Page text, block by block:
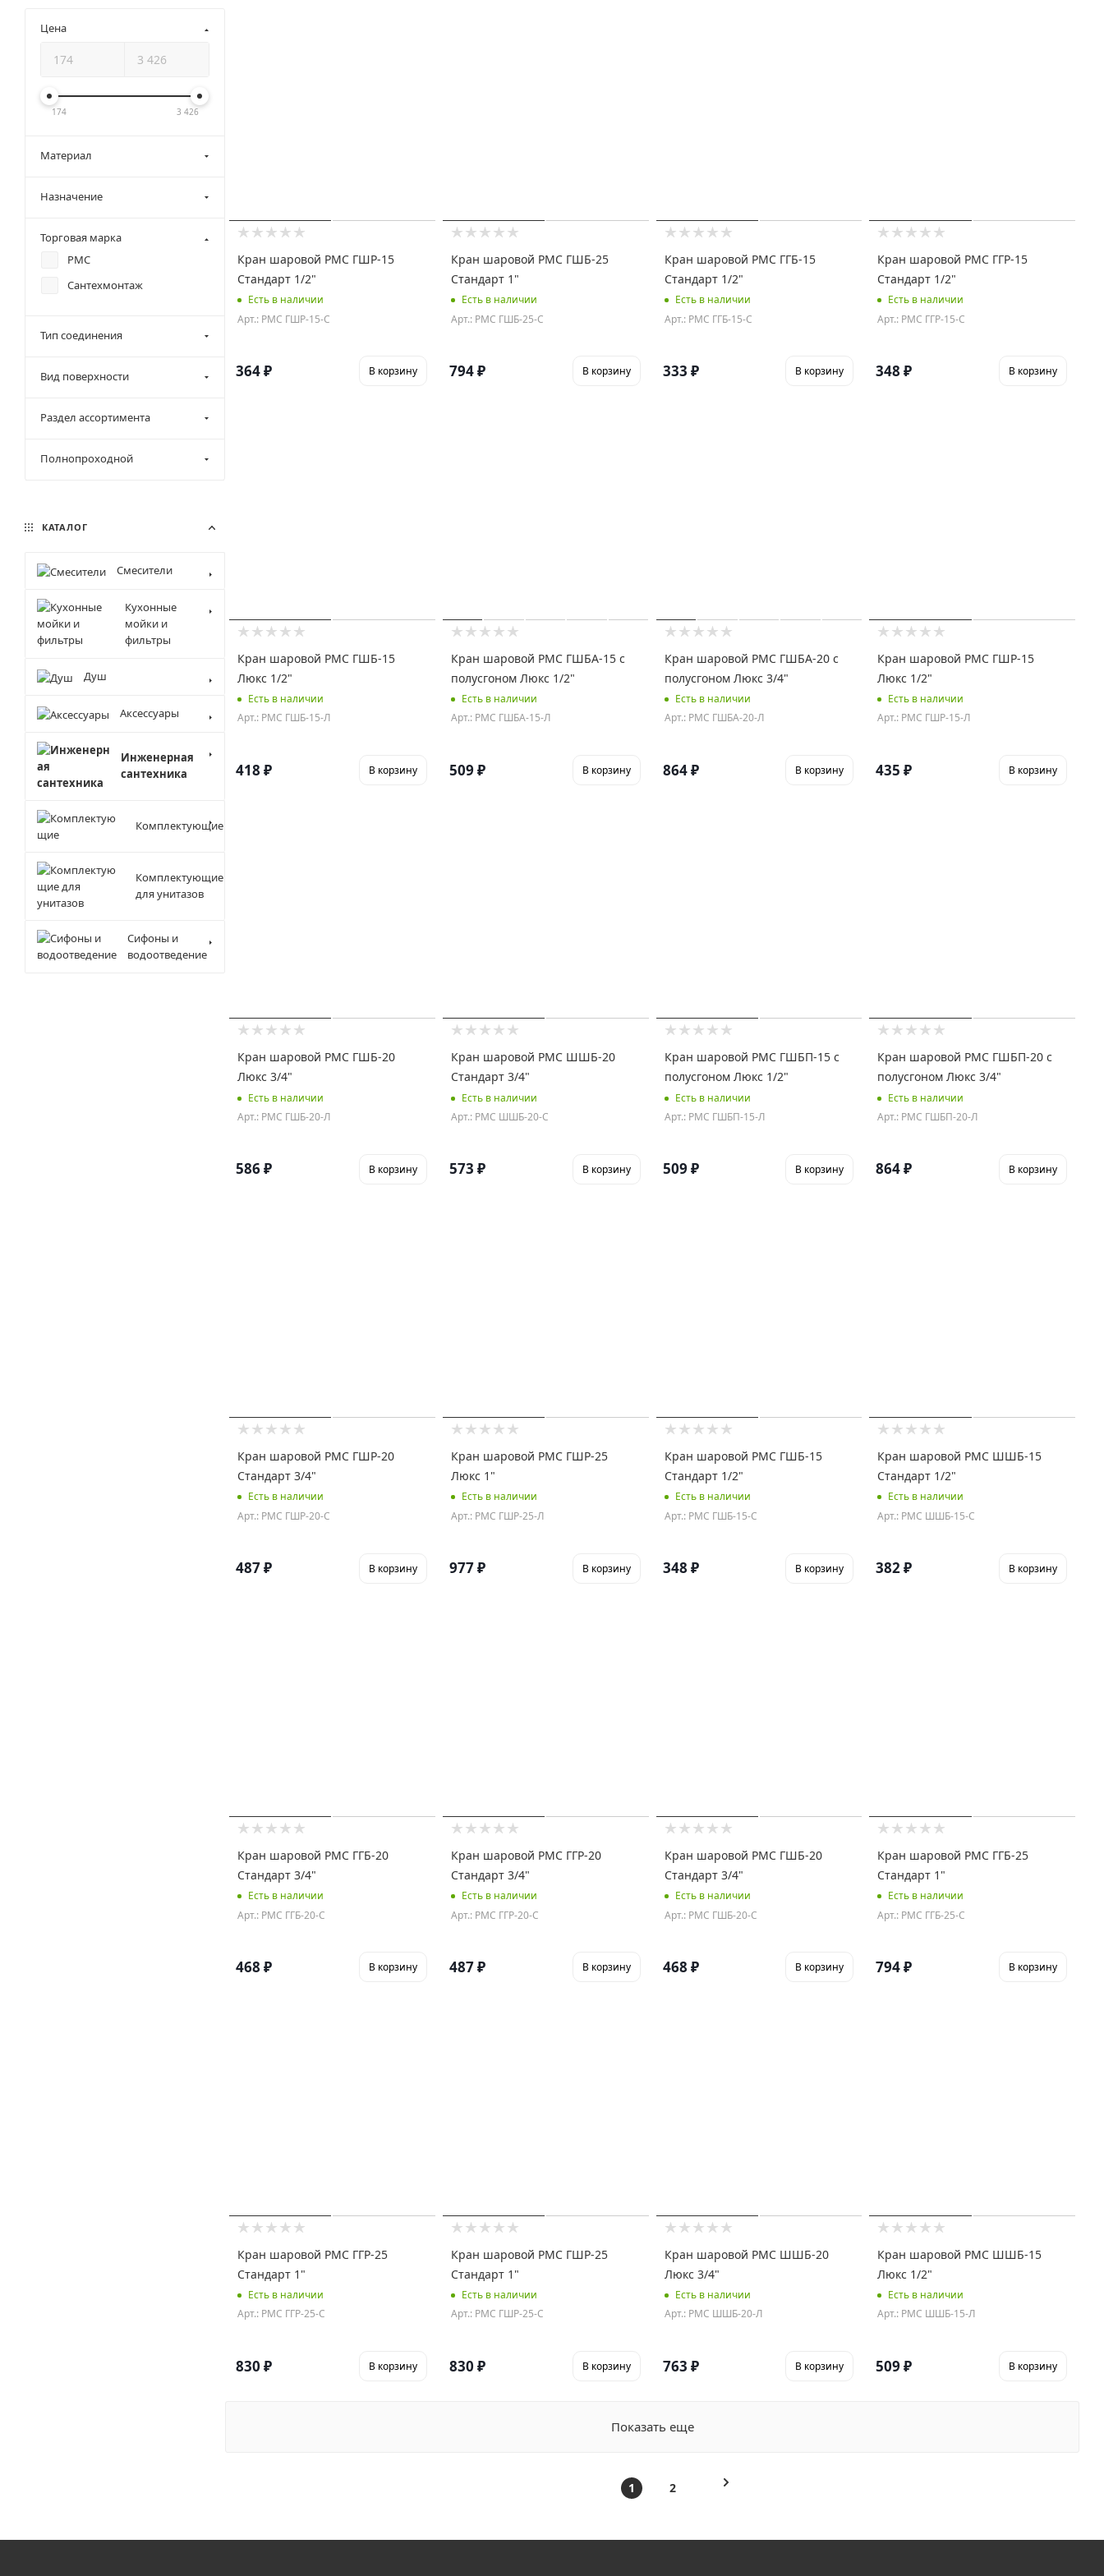
Кран шаровой РМС ГШР-15
Стандарт 1/2"
Есть в наличии
Арт.: РМС ГШР-15-С
364₽ В корзину
Кран шаровой РМС ГШБ-25
Стандарт 1"
Есть в наличии
Арт.: РМС ГШБ-25-С
794₽ В корзину
Кран шаровой РМС ГГБ-15
Стандарт 1/2"
Есть в наличии
Арт.: РМС ГГБ-15-С
333 ₽ В корзину
Кран шаровой РМС ГГР-15
Стандарт 1/2"
Есть в наличии
Арт.: РМС ГГР-15-С
348 ₽ В корзину
Кран шаровой РМС ГШБ-15
Люкс 1/2"
Есть в наличии
Арт.: РМС ГШБ-15-Л
418 ₽ В корзину
Кран шаровой РМС ГШБА-15 с
полусгоном Люкс 1/2"
Есть в наличии
Арт.: РМС ГШБА-15-Л
509 ₽ В корзину
Кран шаровой РМС ГШБА-20 с
полусгоном Люкс 3/4"
Есть в наличии
Арт.: РМС ГШБА-20-Л
864₽ В корзину
Кран шаровой РМС ГШР-15
Люкс 1/2"
Есть в наличии
Арт.: РМС ГШР-15-Л
435 ₽ В корзину
Кран шаровой РМС ГШБ-20
Люкс 3/4"
Есть в наличии
Арт.: РМС ГШБ-20-Л
586₽ В корзину
Кран шаровой РМС ШШБ-20
Стандарт 3/4"
Есть в наличии
Арт.: РМС ШШБ-20-С
573 ₽ В корзину
Кран шаровой РМС ГШБП-15 с
полусгоном Люкс 1/2"
Есть в наличии
Арт.: РМС ГШБП-15-Л
509 ₽ В корзину
Кран шаровой РМС ГШБП-20 с
полусгоном Люкс 3/4"
Есть в наличии
Арт.: РМС ГШБП-20-Л
864₽ В корзину
Кран шаровой РМС ГШР-20
Стандарт 3/4"
Есть в наличии
Арт.: РМС ГШР-20-С
487₽ В корзину
Кран шаровой РМС ГШР-25
Люкс 1"
Есть в наличии
Арт.: РМС ГШР-25-Л
977₽ В корзину
Кран шаровой РМС ГШБ-15
Стандарт 1/2"
Есть в наличии
Арт.: РМС ГШБ-15-С
348 ₽ В корзину
Кран шаровой РМС ШШБ-15
Стандарт 1/2"
Есть в наличии
Арт.: РМС ШШБ-15-С
382₽ В корзину
Кран шаровой РМС ГГБ-20
Стандарт 3/4"
Есть в наличии
Арт.: РМС ГГБ-20-С
468 ₽ В корзину
Кран шаровой РМС ГГР-20
Стандарт 3/4"
Есть в наличии
Арт.: РМС ГГР-20-С
487₽ В корзину
Кран шаровой РМС ГШБ-20
Стандарт 3/4"
Есть в наличии
Арт.: РМС ГШБ-20-С
468 ₽ В корзину
Кран шаровой РМС ГГБ-25
Стандарт 1"
Есть в наличии
Арт.: РМС ГГБ-25-С
794₽ В корзину
Кран шаровой РМС ГГР-25
Стандарт 1"
Есть в наличии
Арт.: РМС ГГР-25-С
830 ₽ В корзину
Кран шаровой РМС ГШР-25
Стандарт 1"
Есть в наличии
Арт.: РМС ГШР-25-С
830 ₽ В корзину
Кран шаровой РМС ШШБ-20
Люкс 3/4"
Есть в наличии
Арт.: РМС ШШБ-20-Л
763 ₽ В корзину
Кран шаровой РМС ШШБ-15
Люкс 1/2"
Есть в наличии
Арт.: РМС ШШБ-15-Л
509 ₽ В корзину
Показать еще
1 2
Цена
174 3 426
Материал
Назначение
Торговая марка
РМС
Сантехмонтаж
Тип соединения
Вид поверхности
Раздел ассортимента
Полнопроходной
КАТАЛОГ
Смесители
Кухонные
мойки и
фильтры
Душ
Аксессуары
Инженерная
сантехника
Комплектующие
Комплектующие
для унитазов
Сифоны и
водоотведение